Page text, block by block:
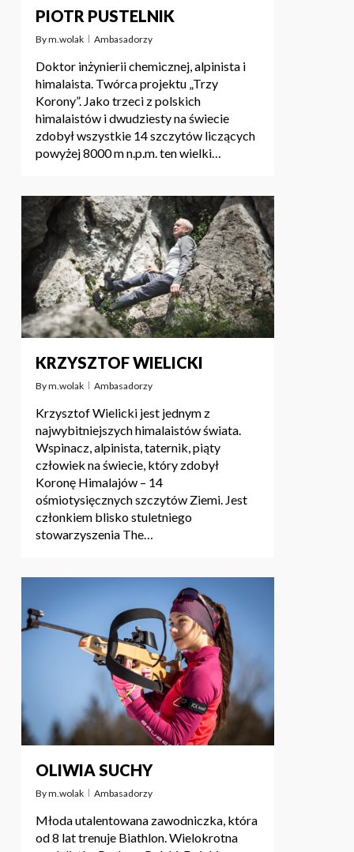
PIOTR PUSTELNIK
Bym.wolak Ambasadorzy
Doktor inżynierii chemicznej, alpinista i
himalaista. Twórca projektu „Trzy
Korony”. Jako trzeci z polskich
himalaistów i dwudziesty na świecie
zdobył wszystkie 14 szczytów liczących
powyżej 8000 m n.p.m. ten wielki…
KRZYSZTOF WIELICKI
Bym.wolak Ambasadorzy
Krzysztof Wielicki jest jednym z
najwybitniejszych himalaistów świata.
Wspinacz, alpinista, taternik, piąty
człowiek na świecie, który zdobył
Koronę Himalajów – 14
ośmiotysięcznych szczytów Ziemi. Jest
członkiem blisko stuletniego
stowarzyszenia The…
OLIWIA SUCHY
Bym.wolak Ambasadorzy
Młoda utalentowana zawodniczka, która
od 8 lat trenuje Biathlon. Wielokrotna